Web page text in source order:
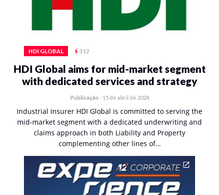
HDI GLOBAL 312
HDI Global aims for mid-market segment
with dedicated services and strategy
Publicação - 15 de abril de 2024
Industrial Insurer HDI Global is committed to serving the
mid-market segment with a dedicated underwriting and
claims approach in both Liability and Property
complementing other lines of…